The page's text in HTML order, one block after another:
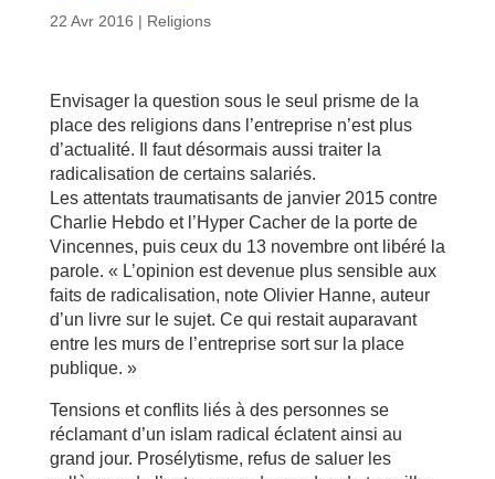
22 Avr 2016 | Religions
Envisager la question sous le seul prisme de la
place des religions dans l’entreprise n’est plus
d’actualité. Il faut désormais aussi traiter la
radicalisation de certains salariés.
Les attentats traumatisants de janvier 2015 contre
Charlie Hebdo et l’Hyper Cacher de la porte de
Vincennes, puis ceux du 13 novembre ont libéré la
parole. « L’opinion est devenue plus sensible aux
faits de radicalisation, note Olivier Hanne, auteur
d’un livre sur le sujet. Ce qui restait auparavant
entre les murs de l’entreprise sort sur la place
publique. »
Tensions et conflits liés à des personnes se
réclamant d’un islam radical éclatent ainsi au
grand jour. Prosélytisme, refus de saluer les